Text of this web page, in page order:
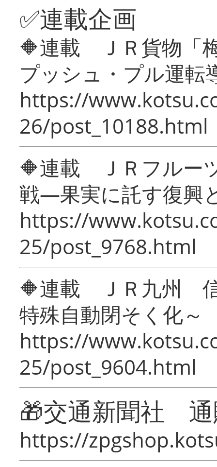
✅連載企画
🔶連載 ＪＲ貨物「
プッシュ・プル運転
https://
26/post_10188.html
🔶連載 ＪＲフルー
戦―果実に託す復興
https://
25/post_9768.html
🔶連載 ＪＲ九州 信
特殊自動閉そく化～
https://
25/post_9604.html
🎁交通新聞社
https://